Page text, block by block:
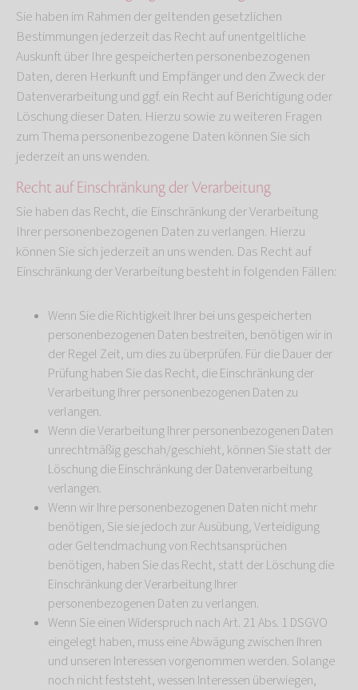
Sie haben im Rahmen der geltenden gesetzlichen
Bestimmungen jederzeit das Recht auf unentgeltliche
Auskunft über Ihre gespeicherten personenbezogenen
Daten, deren Herkunft und Empfänger und den Zweck der
Datenverarbeitung und ggf. ein Recht auf Berichtigung oder
Löschung dieser Daten. Hierzu sowie zu weiteren Fragen
zum Thema personenbezogene Daten können Sie sich
jederzeit an uns wenden.
Recht auf Einschränkung der Verarbeitung
Sie haben das Recht, die Einschränkung der Verarbeitung
Ihrer personenbezogenen Daten zu verlangen. Hierzu
können Sie sich jederzeit an uns wenden. Das Recht auf
Einschränkung der Verarbeitung besteht in folgenden Fällen:
Wenn Sie die Richtigkeit Ihrer bei uns gespeicherten
personenbezogenen Daten bestreiten, benötigen wir in
der Regel Zeit, um dies zu überprüfen. Für die Dauer der
Prüfung haben Sie das Recht, die Einschränkung der
Verarbeitung Ihrer personenbezogenen Daten zu
verlangen.
Wenn die Verarbeitung Ihrer personenbezogenen Daten
unrechtmäßig geschah/geschieht, können Sie statt der
Löschung die Einschränkung der Datenverarbeitung
verlangen.
Wenn wir Ihre personenbezogenen Daten nicht mehr
benötigen, Sie sie jedoch zur Ausübung, Verteidigung
oder Geltendmachung von Rechtsansprüchen
benötigen, haben Sie das Recht, statt der Löschung die
Einschränkung der Verarbeitung Ihrer
personenbezogenen Daten zu verlangen.
Wenn Sie einen Widerspruch nach Art. 21 Abs. 1 DSGVO
eingelegt haben, muss eine Abwägung zwischen Ihren
und unseren Interessen vorgenommen werden. Solange
noch nicht feststeht, wessen Interessen überwiegen,